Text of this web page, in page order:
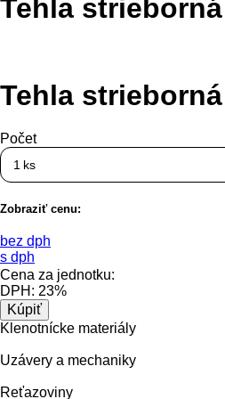
Tehla
Tehla
Počet
ks
Zobraziť cenu:
bez dph
s dph
Cena za jednotku:
DPH: 23%
Klenotnícke materiály
Uzávery a mechaniky
Reťazoviny